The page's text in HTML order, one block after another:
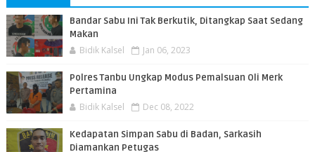
Bandar Sabu Ini Tak Berkutik, Ditangkap Saat Sedang
Makan
Bidik Kalsel Jan 06, 2023
Polres Tanbu Ungkap Modus Pemalsuan Oli Merk
Pertamina
Bidik Kalsel Dec 08, 2022
Kedapatan Simpan Sabu di Badan, Sarkasih
Diamankan Petugas